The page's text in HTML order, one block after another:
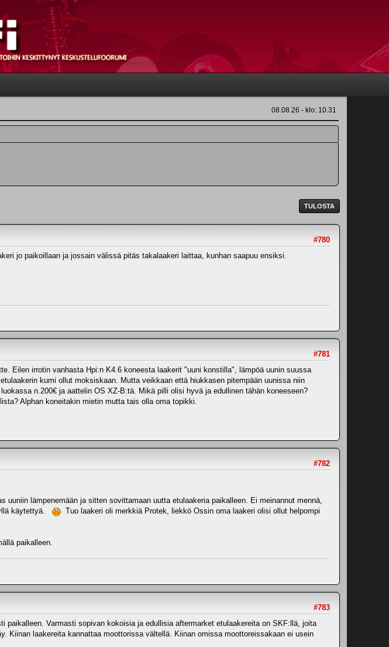
08.08.26 - klo: 10.31
TULOSTA
#780
jo paikoillaan ja jossain välissä pitäs takalaakeri laittaa, kunhan saapuu ensiksi.
#781
Eilen irrotin vanhasta Hpi:n K4.6 koneesta laakerit "uuni konstilla", lämpöä uunin suussa
kumi ollut moksiskaan. Mutta veikkaan että hiukkasen pitempään uunissa niin
n.200€ ja aattelin OS XZ-B:tä. Mikä pilli olisi hyvä ja edullinen tähän koneeseen?
Alphan koneitakin mietin mutta tais olla oma topikki.
#782
lämpenemään ja sitten sovittamaan uutta etulaakeria paikalleen. Ei meinannut mennä,
käytettyä.
Tuo laakeri oli merkkiä Protek, liekkö Ossin oma laakeri olisi ollut helpompi
paikalleen.
#783
paikalleen. Varmasti sopivan kokoisia ja edullisia aftermarket etulaakereita on SKF:llä, joita
Kiinan laakereita kannattaa moottorissa vältellä. Kiinan omissa moottoreissakaan ei usein